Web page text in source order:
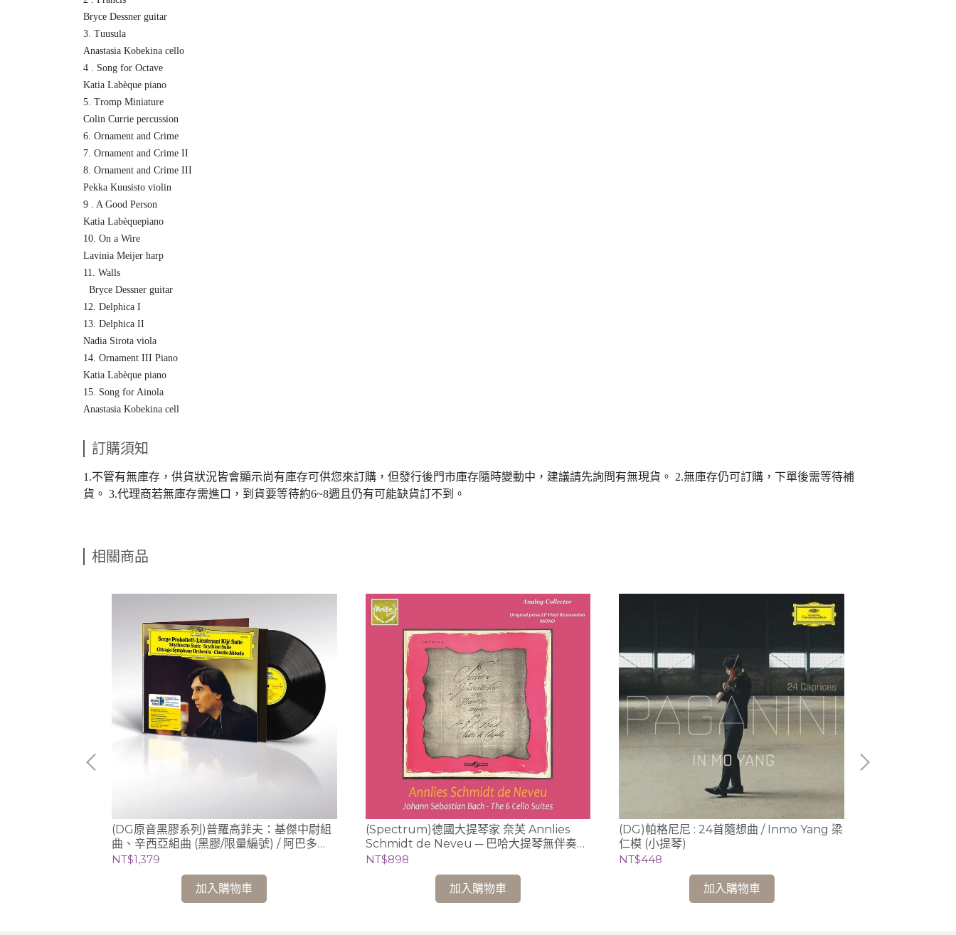
Bryce Dessner guitar
3. Tuusula
Anastasia Kobekina cello
4 . Song for Octave
Katia Labèque piano
5. Tromp Miniature
Colin Currie percussion
6. Ornament and Crime
7. Ornament and Crime II
8. Ornament and Crime III
Pekka Kuusisto violin
9 . A Good Person
Katia Labèquepiano
10. On a Wire
Lavinia Meijer harp
11. Walls
Bryce Dessner guitar
12. Delphica I
13. Delphica II
Nadia Sirota viola
14. Ornament III Piano
Katia Labèque piano
15. Song for Ainola
Anastasia Kobekina cell
訂購須知
1.不管有無庫存，供貨狀況皆會顯示尚有庫存可供您來訂購，但發行後門市庫存隨時變動中，建議請先詢問有無現貨。 2.無庫存仍可訂購，下單後需等待補
貨。 3.代理商若無庫存需進口，到貨要等待約6~8週且仍有可能缺貨訂不到。
相關商品
(DG原音黑膠系列)普羅高菲夫：基傑中尉組
曲、辛西亞組曲 (黑膠/限量編號) / 阿巴多
Claudio Abbado (指揮) 芝加哥交響樂團
NT$1,379
加入購物車
(Spectrum)德國大提琴家 奈芙 Annlies
Schmidt de Neveu ─ 巴哈大提琴無伴奏全
曲錄音 2CD (Ducretet-Thomson版)
NT$898
加入購物車
(DG)帕格尼尼 : 24首隨想曲 / Inmo Yang 梁
仁模 (小提琴)
NT$448
加入購物車